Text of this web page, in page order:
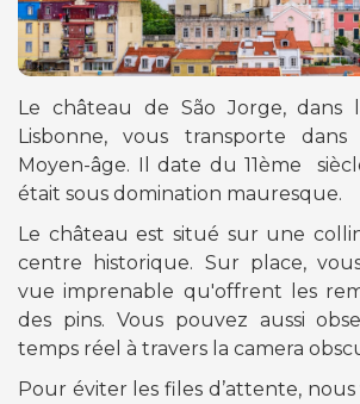
Le château de São Jorge, dans
Lisbonne, vous transporte
Moyen-âge. Il date du 11ème
était sous domination mauresque.
Le château est situé sur une
centre historique. Sur place,
vue imprenable qu'offrent les
des pins. Vous pouvez aussi
temps réel à travers la camera
Pour éviter les files d’attente,